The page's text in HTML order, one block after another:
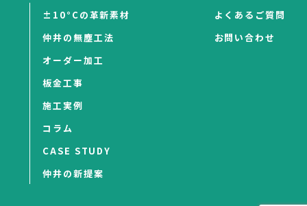
±10°Cの革新素材
仲井の無塵工法
オーダー加工
板金工事
施工実例
コラム
CASE STUDY
仲井の新提案
よくあるご質問
お問い合わせ